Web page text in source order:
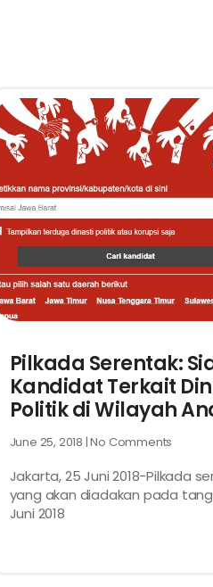
Pilkada Serentak:
Kandidat Terkait
Politik di Wilayah
June 25, 2018 No Comments
Jakarta, 25 Juni 2018-Pilkada
yang akan diadakan pada
Juni 2018